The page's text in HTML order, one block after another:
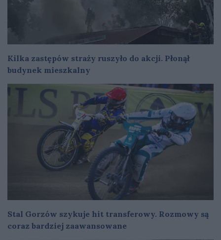
Kilka zastępów straży ruszyło do akcji. Płonął
budynek mieszkalny
Stal Gorzów szykuje hit transferowy. Rozmowy są
coraz bardziej zaawansowane